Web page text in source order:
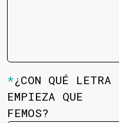
*¿CON QUÉ LETRA
EMPIEZA QUE
FEMOS?